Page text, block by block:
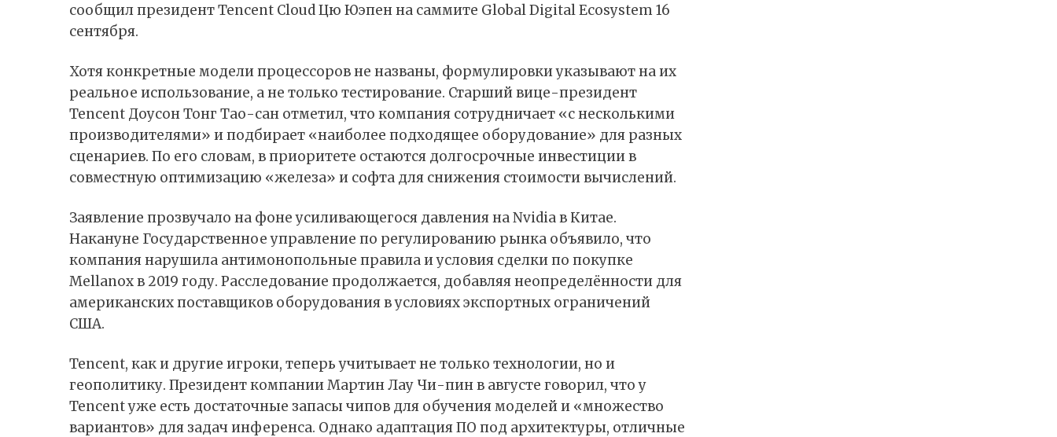
сообщил президент Tencent Cloud Цю Юэпен на саммите Global Digital Ecosystem 16
сентября.
Хотя конкретные модели процессоров не названы, формулировки указывают на их
реальное использование, а не только тестирование. Старший вице-президент
Tencent Доусон Тонг Тао-сан отметил, что компания сотрудничает «с несколькими
производителями» и подбирает «наиболее подходящее оборудование» для разных
сценариев. По его словам, в приоритете остаются долгосрочные инвестиции в
совместную оптимизацию «железа» и софта для снижения стоимости вычислений.
Заявление прозвучало на фоне усиливающегося давления на Nvidia в Китае.
Накануне Государственное управление по регулированию рынка объявило, что
компания нарушила антимонопольные правила и условия сделки по покупке
Mellanox в 2019 году. Расследование продолжается, добавляя неопределённости для
американских поставщиков оборудования в условиях экспортных ограничений
США.
Tencent, как и другие игроки, теперь учитывает не только технологии, но и
геополитику. Президент компании Мартин Лау Чи-пин в августе говорил, что у
Tencent уже есть достаточные запасы чипов для обучения моделей и «множество
вариантов» для задач инференса. Однако адаптация ПО под архитектуры, отличные